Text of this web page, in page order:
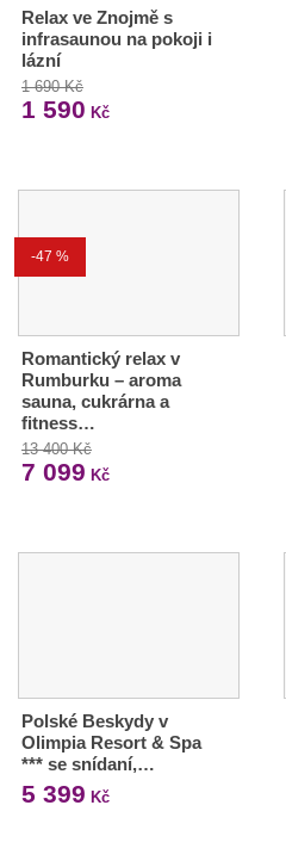
Relax ve Znojmě s
infrasaunou na pokoji i
lázní
1 690 Kč
1 590 Kč
-47 %
Romantický relax v
Rumburku – aroma
sauna, cukrárna a
fitness…
13 400 Kč
7 099 Kč
Polské Beskydy v
Olimpia Resort & Spa
*** se snídaní,…
5 399 Kč